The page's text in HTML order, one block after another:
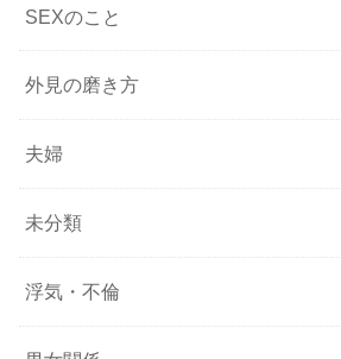
SEXのこと
外見の磨き方
夫婦
未分類
浮気・不倫